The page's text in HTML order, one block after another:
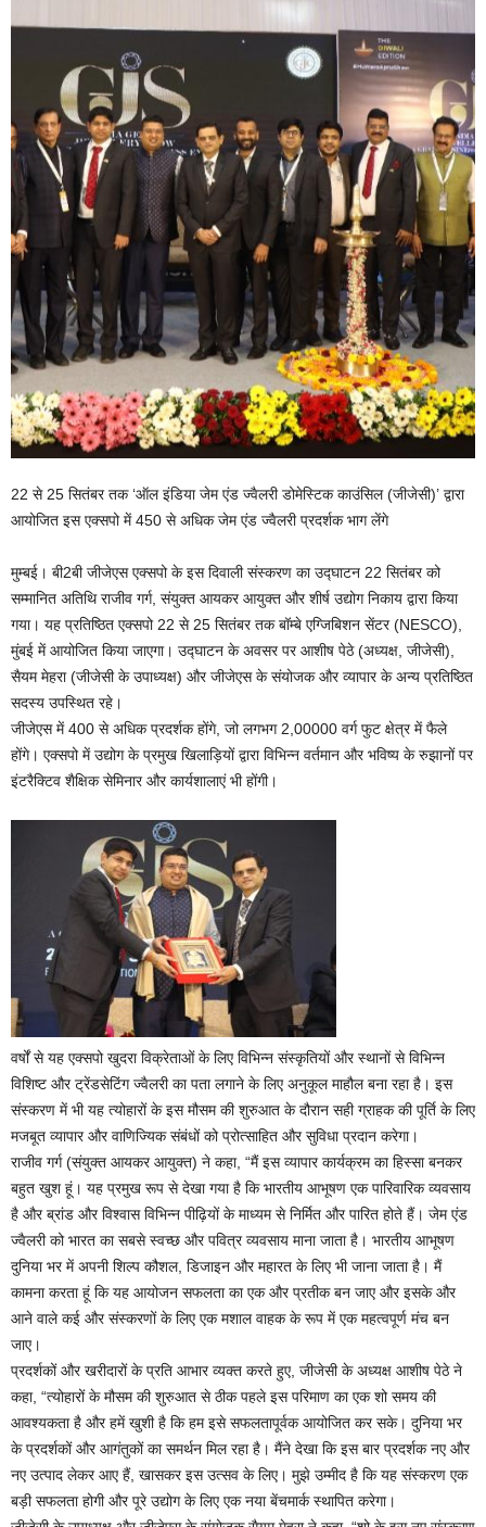
22 से 25 सितंबर तक ‘ऑल इंडिया जेम एंड ज्वैलरी डोमेस्टिक काउंसिल (जीजेसी)’ द्वारा
आयोजित इस एक्सपो में 450 से अधिक जेम एंड ज्वैलरी प्रदर्शक भाग लेंगे
मुम्बई। बी2बी जीजेएस एक्सपो के इस दिवाली संस्करण का उद्घाटन 22 सितंबर को
सम्मानित अतिथि राजीव गर्ग, संयुक्त आयकर आयुक्त और शीर्ष उद्योग निकाय द्वारा किया
गया। यह प्रतिष्ठित एक्सपो 22 से 25 सितंबर तक बॉम्बे एग्जिबिशन सेंटर (NESCO),
मुंबई में आयोजित किया जाएगा। उद्घाटन के अवसर पर आशीष पेठे (अध्यक्ष, जीजेसी),
सैयम मेहरा (जीजेसी के उपाध्यक्ष) और जीजेएस के संयोजक और व्यापार के अन्य प्रतिष्ठित
सदस्य उपस्थित रहे।
जीजेएस में 400 से अधिक प्रदर्शक होंगे, जो लगभग 2,00000 वर्ग फुट क्षेत्र में फैले
होंगे। एक्सपो में उद्योग के प्रमुख खिलाड़ियों द्वारा विभिन्न वर्तमान और भविष्य के रुझानों पर
इंटरैक्टिव शैक्षिक सेमिनार और कार्यशालाएं भी होंगी।
वर्षों से यह एक्सपो खुदरा विक्रेताओं के लिए विभिन्न संस्कृतियों और स्थानों से विभिन्न
विशिष्ट और ट्रेंडसेटिंग ज्वैलरी का पता लगाने के लिए अनुकूल माहौल बना रहा है। इस
संस्करण में भी यह त्योहारों के इस मौसम की शुरुआत के दौरान सही ग्राहक की पूर्ति के लिए
मजबूत व्यापार और वाणिज्यिक संबंधों को प्रोत्साहित और सुविधा प्रदान करेगा।
राजीव गर्ग (संयुक्त आयकर आयुक्त) ने कहा, “मैं इस व्यापार कार्यक्रम का हिस्सा बनकर
बहुत खुश हूं। यह प्रमुख रूप से देखा गया है कि भारतीय आभूषण एक पारिवारिक व्यवसाय
है और ब्रांड और विश्वास विभिन्न पीढ़ियों के माध्यम से निर्मित और पारित होते हैं। जेम एंड
ज्वैलरी को भारत का सबसे स्वच्छ और पवित्र व्यवसाय माना जाता है। भारतीय आभूषण
दुनिया भर में अपनी शिल्प कौशल, डिजाइन और महारत के लिए भी जाना जाता है। मैं
कामना करता हूं कि यह आयोजन सफलता का एक और प्रतीक बन जाए और इसके और
आने वाले कई और संस्करणों के लिए एक मशाल वाहक के रूप में एक महत्वपूर्ण मंच बन
जाए।
प्रदर्शकों और खरीदारों के प्रति आभार व्यक्त करते हुए, जीजेसी के अध्यक्ष आशीष पेठे ने
कहा, “त्योहारों के मौसम की शुरुआत से ठीक पहले इस परिमाण का एक शो समय की
आवश्यकता है और हमें खुशी है कि हम इसे सफलतापूर्वक आयोजित कर सके। दुनिया भर
के प्रदर्शकों और आगंतुकों का समर्थन मिल रहा है। मैंने देखा कि इस बार प्रदर्शक नए और
नए उत्पाद लेकर आए हैं, खासकर इस उत्सव के लिए। मुझे उम्मीद है कि यह संस्करण एक
बड़ी सफलता होगी और पूरे उद्योग के लिए एक नया बेंचमार्क स्थापित करेगा।